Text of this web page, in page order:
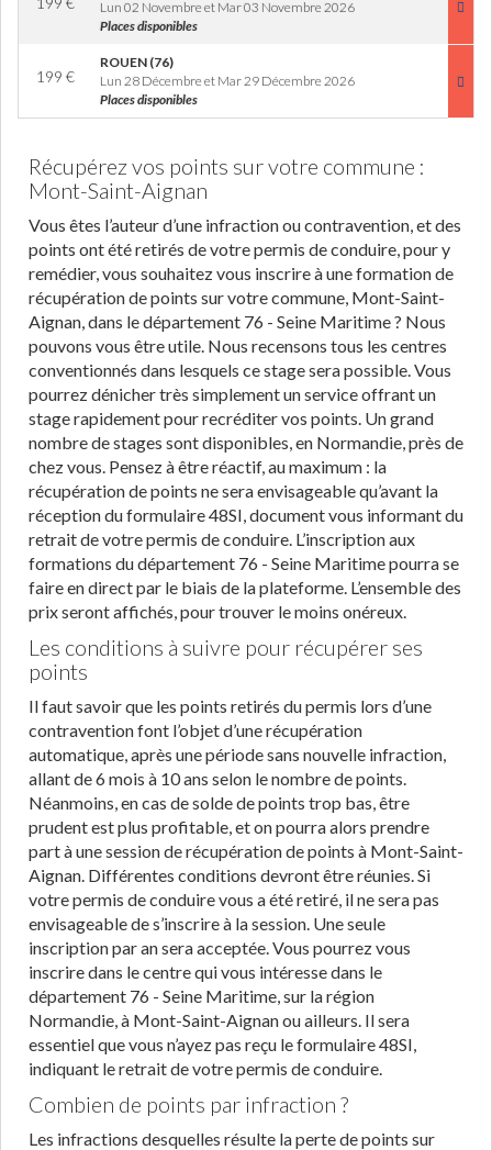
Lun 02 Novembre et Mar 03 Novembre 2026
Places disponibles
199 €
ROUEN (76)
Lun 28 Décembre et Mar 29 Décembre 2026
Places disponibles
Récupérez vos points sur votre commune :
Mont-Saint-Aignan
Vous êtes l’auteur d’une infraction ou contravention, et des
points ont été retirés de votre permis de conduire, pour y
remédier, vous souhaitez vous inscrire à une formation de
récupération de points sur votre commune, Mont-Saint-
Aignan, dans le département 76 - Seine Maritime ? Nous
pouvons vous être utile. Nous recensons tous les centres
conventionnés dans lesquels ce stage sera possible. Vous
pourrez dénicher très simplement un service offrant un
stage rapidement pour recréditer vos points. Un grand
nombre de stages sont disponibles, en Normandie, près de
chez vous. Pensez à être réactif, au maximum : la
récupération de points ne sera envisageable qu’avant la
réception du formulaire 48SI, document vous informant du
retrait de votre permis de conduire. L’inscription aux
formations du département 76 - Seine Maritime pourra se
faire en direct par le biais de la plateforme. L’ensemble des
prix seront affichés, pour trouver le moins onéreux.
Les conditions à suivre pour récupérer ses
points
Il faut savoir que les points retirés du permis lors d’une
contravention font l’objet d’une récupération
automatique, après une période sans nouvelle infraction,
allant de 6 mois à 10 ans selon le nombre de points.
Néanmoins, en cas de solde de points trop bas, être
prudent est plus profitable, et on pourra alors prendre
part à une session de récupération de points à Mont-Saint-
Aignan. Différentes conditions devront être réunies. Si
votre permis de conduire vous a été retiré, il ne sera pas
envisageable de s’inscrire à la session. Une seule
inscription par an sera acceptée. Vous pourrez vous
inscrire dans le centre qui vous intéresse dans le
département 76 - Seine Maritime, sur la région
Normandie, à Mont-Saint-Aignan ou ailleurs. Il sera
essentiel que vous n’ayez pas reçu le formulaire 48SI,
indiquant le retrait de votre permis de conduire.
Combien de points par infraction ?
Les infractions desquelles résulte la perte de points sur